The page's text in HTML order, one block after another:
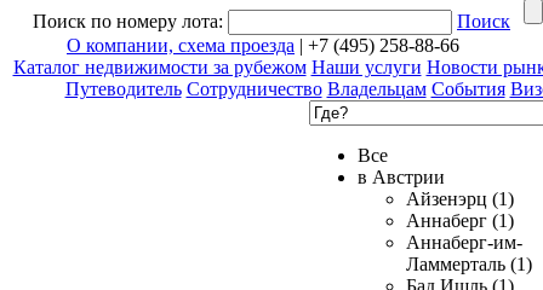
Поиск по номеру лота:
Поиск
О компании, схема проезда | +7 (495) 258-88-66
Каталог недвижимости за рубежом Наши услуги Новости
Путеводитель Сотрудничество Владельцам События
Все
в Австрии
Айзенэрц (1)
Аннаберг (1)
Аннаберг-им-
Ламмерталь (1)
Бад Ишль (1)